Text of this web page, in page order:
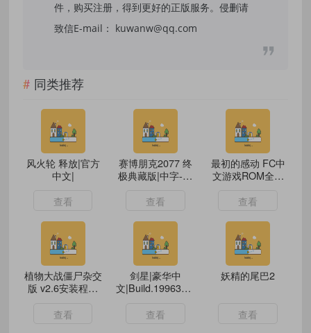
件，购买注册，得到更好的正版服务。侵删请
致信E-mail： kuwanw@qq.com
同类推荐
风火轮 释放|官方
中文|
查看
赛博朋克2077 终
极典藏版|中字-国
查看
最初的感动 FC中
文游戏ROM全集
查看
植物大战僵尸杂交
版 v2.6安装程序
查看
剑星|豪华中
文|Build.19963153+预
压即撸|
查看
妖精的尾巴2
查看